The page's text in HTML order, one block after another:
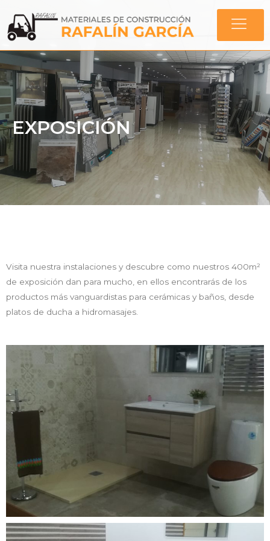
EXPOSICIÓN
Visita nuestra instalaciones y descubre como nuestros 400m²
de exposición dan para mucho, en ellos encontrarás de los
productos más vanguardistas para cerámicas y baños, desde
platos de ducha a hidromasajes.